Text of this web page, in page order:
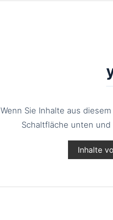
Wenn Sie Inhalte aus
Schaltfläche unten und
Inhalte